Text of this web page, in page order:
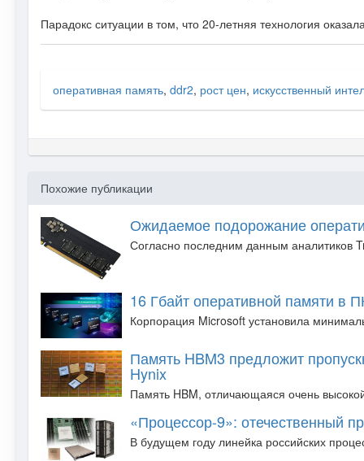
Парадокс ситуации в том, что 20-летняя технология
оперативная память, ddr2, рост цен, искусственный
Похожие публикации
Ожидаемое подорожание
Согласно последним данным аналитиков
16 Гбайт оперативной памяти в
Корпорация Microsoft установила
Память HBM3 предложит
Hynix
Память HBM, отличающаяся очень
«Процессор-9»: отечественный
В будущем году линейка российских